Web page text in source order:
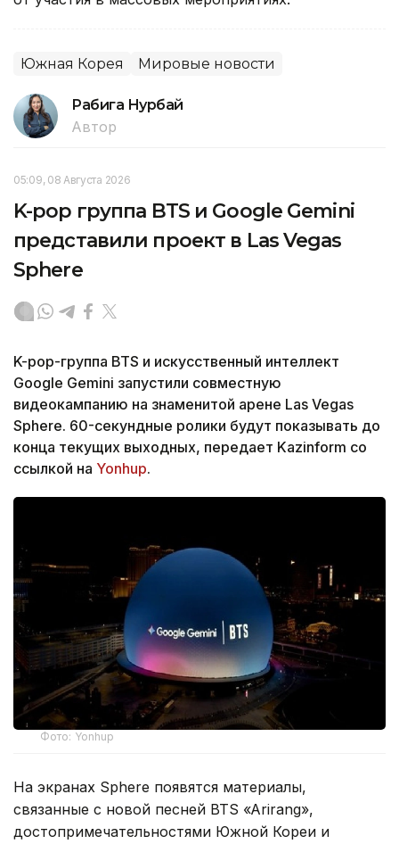
Южная Корея Мировые новости
Рабига Нурбай
Автор
05:09, 08 Августа 2026
K-pop группа BTS и Google Gemini
представили проект в Las Vegas
Sphere
K-pop-группа BTS и искусственный интеллект
Google Gemini запустили совместную
видеокампанию на знаменитой арене Las Vegas
Sphere. 60-секундные ролики будут показывать до
конца текущих выходных, передает Kazinform со
ссылкой на Yonhup.
Фото: Yonhup
На экранах Sphere появятся материалы,
связанные с новой песней BTS «Arirang»,
достопримечательностями Южной Кореи и